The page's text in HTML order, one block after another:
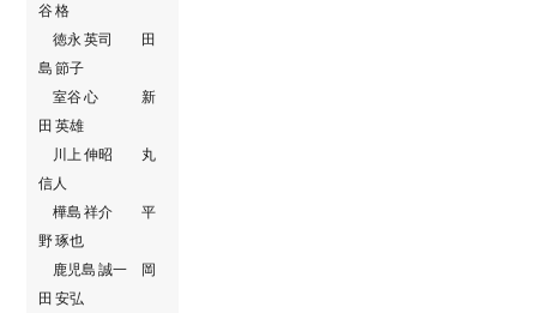
谷 格
徳永 英司 田
島 節子
室谷 心 新
田 英雄
川上 伸昭 丸
信人
樺島 祥介 平
野 琢也
鹿児島 誠一 岡
田 安弘